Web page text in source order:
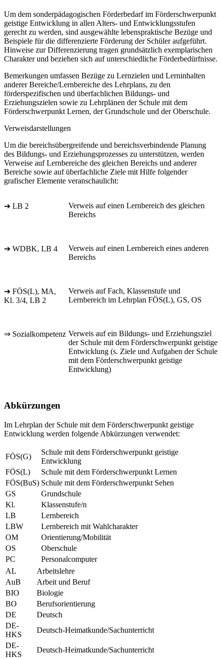
Um dem sonderpädagogischen Förderbedarf im Förderschwerpunkt
geistige Entwicklung in allen Alters- und Entwicklungsstufen
gerecht zu werden, sind ausgewählte lebenspraktische Bezüge und
Beispiele für die differenzierte Förderung der Schüler aufgeführt.
Hinweise zur Differenzierung tragen grundsätzlich exemplarischen
Charakter und beziehen sich auf unterschiedliche Förderbedürfnisse.
Bemerkungen umfassen Bezüge zu Lernzielen und Lerninhalten
anderer Bereiche/Lernbereiche des Lehrplans, zu den
förderspezifischen und überfachlichen Bildungs- und
Erziehungszielen sowie zu Lehrplänen der Schule mit dem
Förderschwerpunkt Lernen, der Grundschule und der Oberschule.
Verweisdarstellungen
Um die bereichsübergreifende und bereichsverbindende Planung
des Bildungs- und Erziehungsprozesses zu unterstützen, werden
Verweise auf Lernbereiche des gleichen Bereichs und anderer
Bereiche sowie auf überfachliche Ziele mit Hilfe folgender
grafischer Elemente veranschaulicht:
➔ LB 2
Verweis auf einen Lernbereich des gleichen
Bereichs
➔ WDBK, LB 4
Verweis auf einen Lernbereich eines anderen
Bereichs
➔ FÖS(L), MA,
Kl. 3/4, LB 2
Verweis auf Fach, Klassenstufe und
Lernbereich im Lehrplan FÖS(L), GS, OS
⇒ Sozialkompetenz Verweis auf ein Bildungs- und Erziehungsziel
der Schule mit dem Förderschwerpunkt geistige
Entwicklung (s. Ziele und Aufgaben der Schule
mit dem Förderschwerpunkt geistige
Entwicklung)
Abkürzungen
Im Lehrplan der Schule mit dem Förderschwerpunkt geistige
Entwicklung werden folgende Abkürzungen verwendet:
FÖS(G)
Schule mit dem Förderschwerpunkt geistige
Entwicklung
FÖS(L)
Schule mit dem Förderschwerpunkt Lernen
FÖS(BuS) Schule mit dem Förderschwerpunkt Sehen
GS
Grundschule
Kl.
Klassenstufe/n
LB
Lernbereich
LBW
Lernbereich mit Wahlcharakter
OM
Orientierung/Mobilität
OS
Oberschule
PC
Personalcomputer
AL
Arbeitslehre
AuB
Arbeit und Beruf
BIO
Biologie
BO
Berufsorientierung
DE
Deutsch
DE-
HKS
Deutsch-Heimatkunde/Sachunterricht
DE-
HKS
Deutsch-Heimatkunde/Sachunterricht